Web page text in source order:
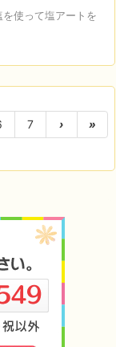
使って塩アートを
7 › »